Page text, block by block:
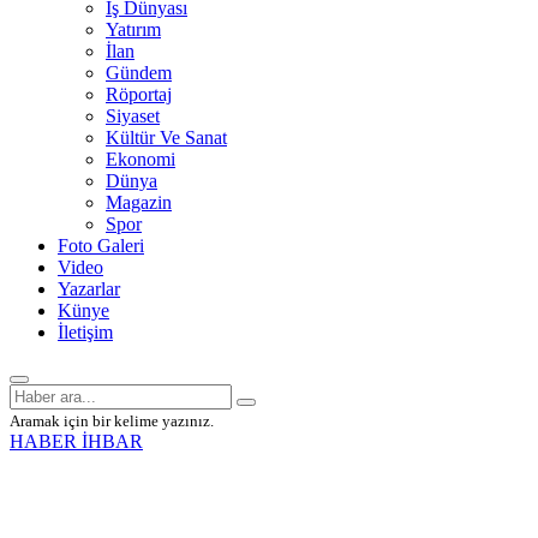
İş Dünyası
Yatırım
İlan
Gündem
Röportaj
Siyaset
Kültür Ve Sanat
Ekonomi
Dünya
Magazin
Spor
Foto Galeri
Video
Yazarlar
Künye
İletişim
Aramak için bir kelime yazınız.
HABER İHBAR